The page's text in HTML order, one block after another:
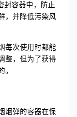
封容器中，防止
，并降低污染风
每次使用时都能
整，但为了获得
烟弹的容器在保